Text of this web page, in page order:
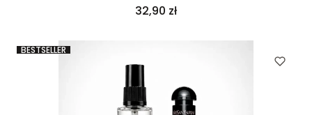
Cena
32,90 zł
BESTSELLER